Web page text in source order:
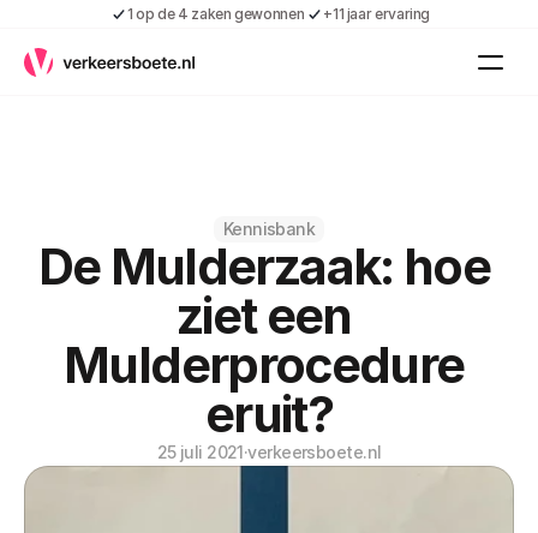
1 op de 4 zaken gewonnen +11 jaar ervaring
Kennis
Contact
Shop
Over ons
Kennisbank
De Mulderzaak: hoe
ziet een
Mulderprocedure
eruit?
25 juli 2021·verkeersboete.nl